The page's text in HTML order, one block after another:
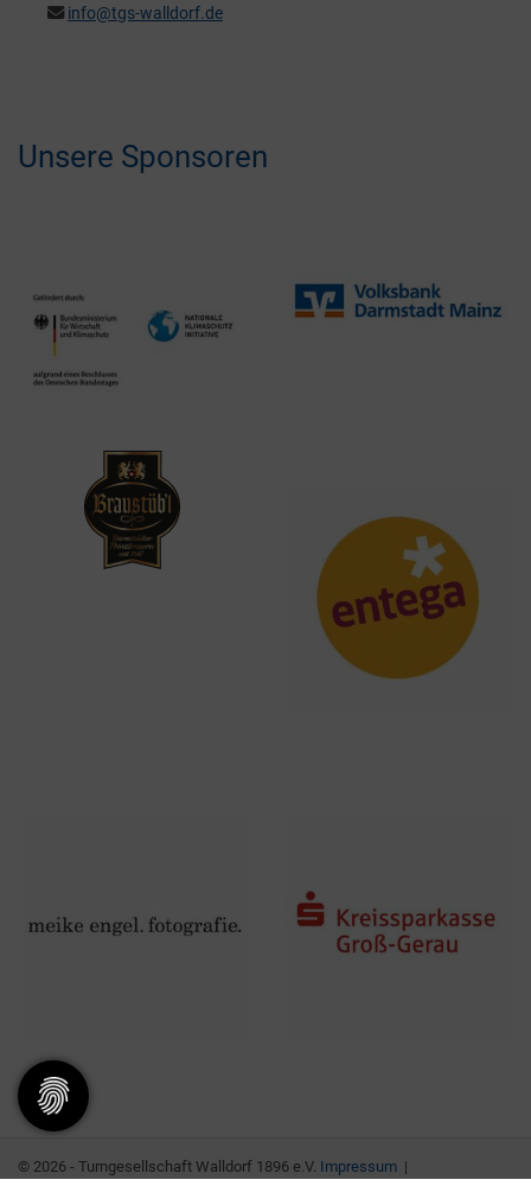
info@tgs-walldorf.de
Unsere Sponsoren
© 2026 - Turngesellschaft Walldorf 1896 e.V. Impressum |